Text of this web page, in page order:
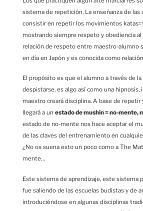
sistema de repetición. La enseñanza de las
consistir en repetir los movimientos katas=
mostrando siempre respeto y obediencia al
relación de respeto entre maestro-alumno
en día en Japón y es conocida como relación
El propósito es que el alumno a través de
despistarse, es algo así como una hipnosis,
maestro creará disciplina. A base de
llegará a un estado de mushin = no-mente,
estado de no-mente nos hace aceptar el
de las claves del entrenamiento en
¿No os suena esto un poco como a The
mente…
Este sistema de aprendizaje, este sistema
fue saliendo de las escuelas budistas y de
introduciéndose en algunas disciplinas